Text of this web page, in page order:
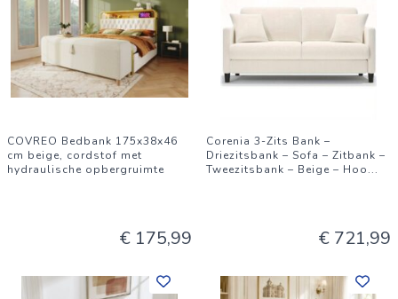
COVREO Bedbank 175x38x46
cm beige, cordstof met
hydraulische opbergruimte
€ 175,99
Corenia 3-Zits Bank –
Driezitsbank – Sofa – Zitbank –
Tweezitsbank – Beige – Hoo...
€ 721,99